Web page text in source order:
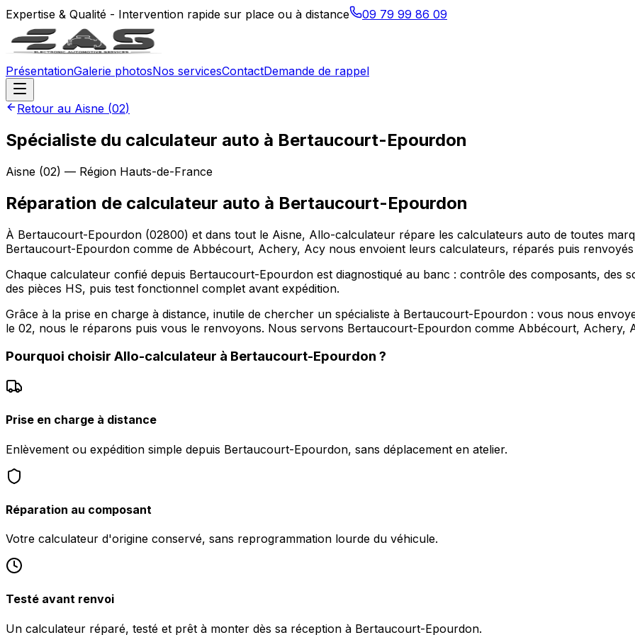
Expertise & Qualité - Intervention rapide sur place ou à distance 09 79 99 86 09
PrésentationGalerie photosNos servicesContactDemande de rappel
Retour au Aisne (02)
Spécialiste du calculateur auto à Bertaucourt-Epourdon
Aisne (02) — Région Hauts-de-France
Réparation de calculateur auto à Bertaucourt-Epourdon
À Bertaucourt-Epourdon (02800) et dans tout le Aisne, Allo-calculateur répare les calculateurs auto de toutes
Bertaucourt-Epourdon comme de Abbécourt, Achery, Acy nous envoient leurs calculateurs, réparés puis renvoyés
Chaque calculateur confié depuis Bertaucourt-Epourdon est diagnostiqué au banc : contrôle des composants, des
des pièces HS, puis test fonctionnel complet avant expédition.
Grâce à la prise en charge à distance, inutile de chercher un spécialiste à Bertaucourt-Epourdon : vous nous
le 02, nous le réparons puis vous le renvoyons. Nous servons Bertaucourt-Epourdon comme Abbécourt, Achery,
Pourquoi choisir Allo-calculateur à Bertaucourt-Epourdon ?
Prise en charge à distance
Enlèvement ou expédition simple depuis Bertaucourt-Epourdon, sans déplacement en atelier.
Réparation au composant
Votre calculateur d'origine conservé, sans reprogrammation lourde du véhicule.
Testé avant renvoi
Un calculateur réparé, testé et prêt à monter dès sa réception à Bertaucourt-Epourdon.